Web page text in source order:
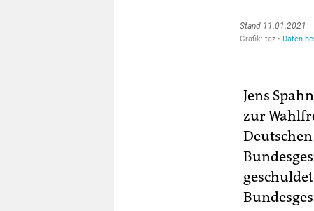
Jens
zur